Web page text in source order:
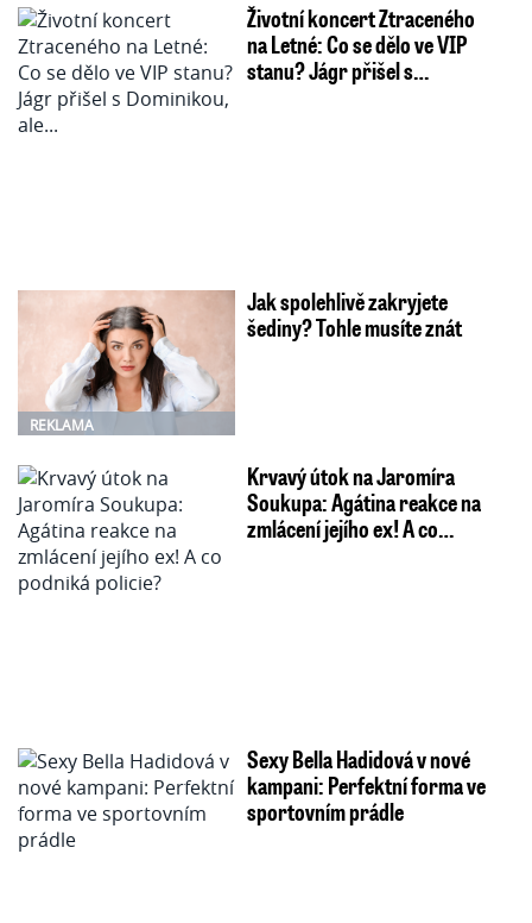
Životní koncert Ztraceného
na Letné: Co se dělo ve VIP
stanu? Jágr přišel s…
REKLAMA
Jak spolehlivě zakryjete
šediny? Tohle musíte znát
Krvavý útok na Jaromíra
Soukupa: Agátina reakce na
zmlácení jejího ex! A co…
Sexy Bella Hadidová v nové
kampani: Perfektní forma ve
sportovním prádle